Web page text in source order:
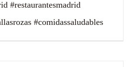
#restaurantesmadrid
#comidassaludables